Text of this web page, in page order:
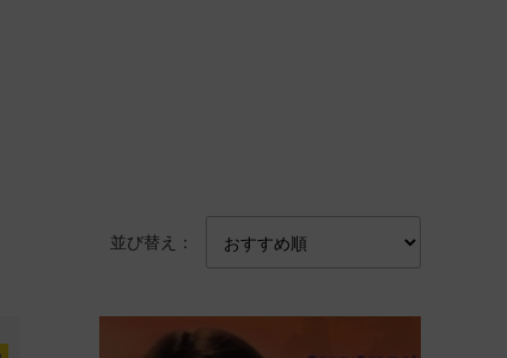
並び替え：